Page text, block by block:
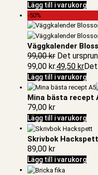
Lägg till i varukorg
-50%
Väggkalender
99,00kr Det
99,00 kr.49,50 kr
Lägg till i varukorg
Mina bästa recept
79,00 kr
Lägg till i varukorg
Skrivbok Hackspett
89,00 kr
Lägg till i varukorg